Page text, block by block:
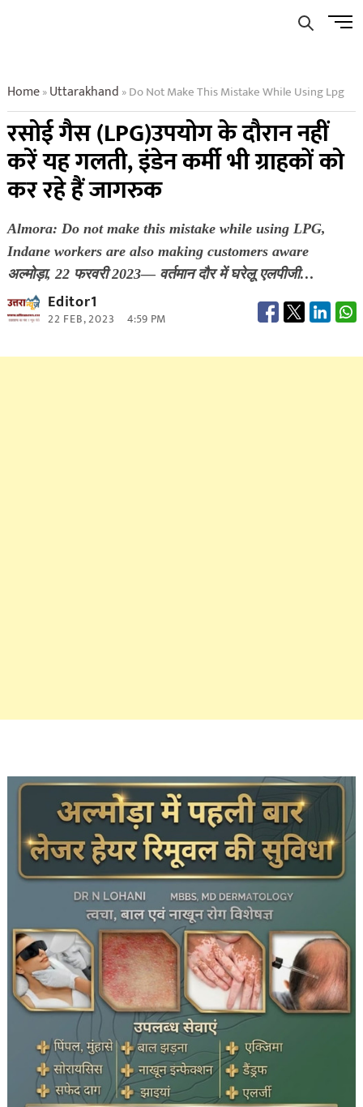
Menu
Home»Uttarakhand »Do Not Make This Mistake While Using Lpg
रसोई गैस (LPG)उपयोग के दौरान नहीं
करें यह गलती, इंडेन कर्मी भी ग्राहकों को
कर रहे हैं जागरुक
Almora: Do not make this mistake while using LPG,
Indane workers are also making customers aware
अल्मोड़ा, 22 फरवरी 2023— वर्तमान दौर में घरेलू एलपीजी…
Editor1
22 FEB, 2023 4:59 PM